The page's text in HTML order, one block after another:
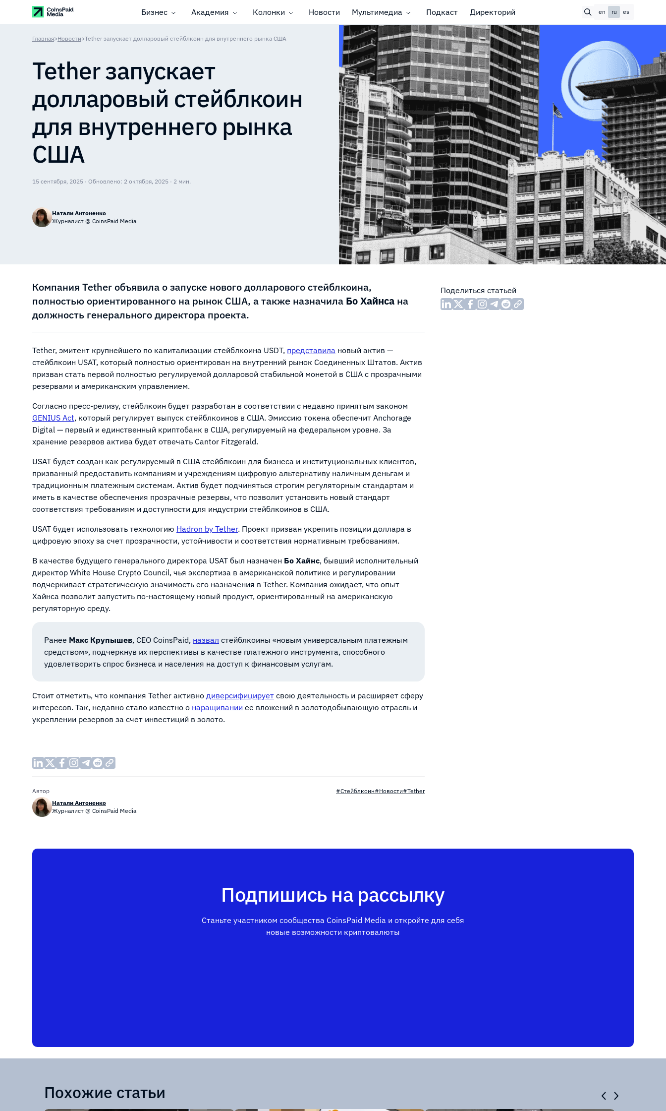
Бизнес Академия Колонки Новости Мультимедиа Подкаст Директорий en ru es
Главная>Новости>Tether запускает долларовый стейблкоин для внутреннего рынка США
Tether запускает
долларовый стейблкоин
для внутреннего рынка
США
15 сентября, 2025 · Обновлено: 2 октября, 2025 · 2 мин.
Натали Антоненко
Журналист @ CoinsPaid Media
Компания Tether объявила о запуске нового долларового стейблкоина,
полностью ориентированного на рынок США, а также назначила Бо Хайнса на
должность генерального директора проекта.
Tether, эмитент крупнейшего по капитализации стейблкоина USDT, представила новый актив —
стейблкоин USAT, который полностью ориентирован на внутренний рынок Соединенных Штатов. Актив
призван стать первой полностью регулируемой долларовой стабильной монетой в США с прозрачными
резервами и американским управлением.
Согласно пресс-релизу, стейблкоин будет разработан в соответствии с недавно принятым законом
GENIUS Act, который регулирует выпуск стейблкоинов в США. Эмиссию токена обеспечит Anchorage
Digital — первый и единственный криптобанк в США, регулируемый на федеральном уровне. За
хранение резервов актива будет отвечать Cantor Fitzgerald.
USAT будет создан как регулируемый в США стейблкоин для бизнеса и институциональных клиентов,
призванный предоставить компаниям и учреждениям цифровую альтернативу наличным деньгам и
традиционным платежным системам. Актив будет подчиняться строгим регуляторным стандартам и
иметь в качестве обеспечения прозрачные резервы, что позволит установить новый стандарт
соответствия требованиям и доступности для индустрии стейблкоинов в США.
USAT будет использовать технологию Hadron by Tether. Проект призван укрепить позиции доллара в
цифровую эпоху за счет прозрачности, устойчивости и соответствия нормативным требованиям.
В качестве будущего генерального директора USAT был назначен Бо Хайнс, бывший исполнительный
директор White House Crypto Council, чья экспертиза в американской политике и регулировании
подчеркивает стратегическую значимость его назначения в Tether. Компания ожидает, что опыт
Хайнса позволит запустить по-настоящему новый продукт, ориентированный на американскую
регуляторную среду.
Ранее Макс Крупышев, CEO CoinsPaid, назвал стейблкоины «новым универсальным платежным
средством», подчеркнув их перспективы в качестве платежного инструмента, способного
удовлетворить спрос бизнеса и населения на доступ к финансовым услугам.
Стоит отметить, что компания Tether активно диверсифицирует свою деятельность и расширяет сферу
интересов. Так, недавно стало известно о наращивании ее вложений в золотодобывающую отрасль и
укреплении резервов за счет инвестиций в золото.
Поделиться статьей
Автор
Натали Антоненко
Журналист @ CoinsPaid Media
#Стейблкоин#Новости#Tether
Подпишись на рассылку
Станьте участником сообщества CoinsPaid Media и откройте для себя
новые возможности криптовалюты
Похожие статьи